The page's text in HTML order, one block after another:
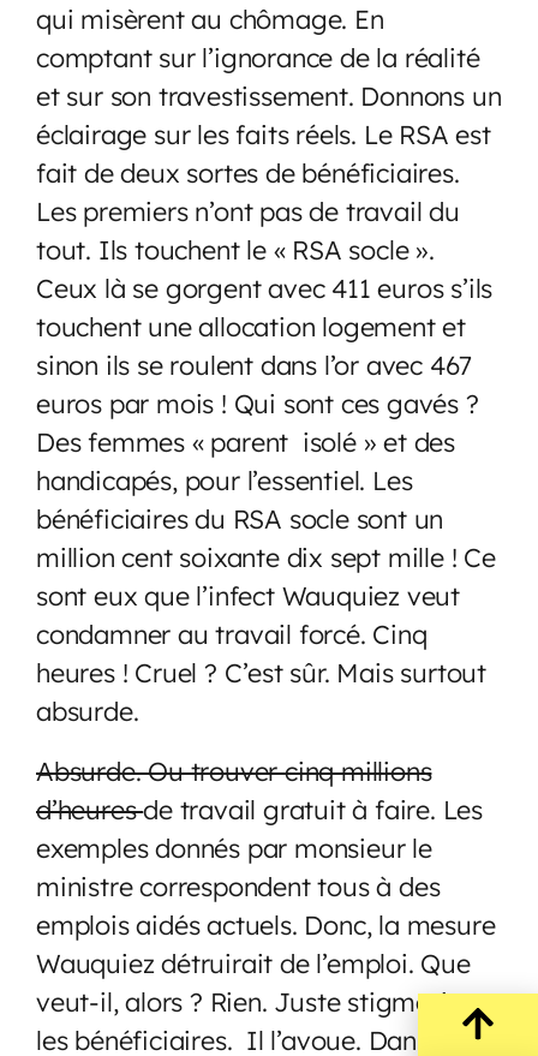
qui misèrent au chômage. En
comptant sur l’ignorance de la réalité
et sur son travestissement. Donnons un
éclairage sur les faits réels. Le RSA est
fait de deux sortes de bénéficiaires.
Les premiers n’ont pas de travail du
tout. Ils touchent le « RSA socle ».
Ceux là se gorgent avec 411 euros s’ils
touchent une allocation logement et
sinon ils se roulent dans l’or avec 467
euros par mois ! Qui sont ces gavés ?
Des femmes « parent isolé » et des
handicapés, pour l’essentiel. Les
bénéficiaires du RSA socle sont un
million cent soixante dix sept mille ! Ce
sont eux que l’infect Wauquiez veut
condamner au travail forcé. Cinq
heures ! Cruel ? C’est sûr. Mais surtout
absurde.
Absurde. Ou trouver cinq millions
d’heuresde travail gratuit à faire. Les
exemples donnés par monsieur le
ministre correspondent tous à des
emplois aidés actuels. Donc, la mesure
Wauquiez détruirait de l’emploi. Que
veut-il, alors ? Rien. Juste stigmatiser
les bénéficiaires. Il l’avoue. Dans « Les